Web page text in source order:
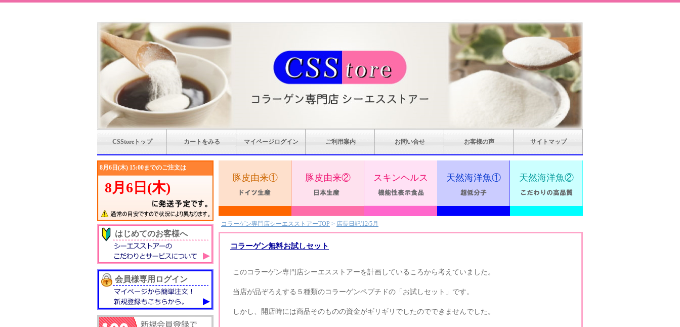
CSStoreトップ カートをみる マイページログイン ご利用案内 お問い合せ お客様の声 サイトマップ
はじめてのお客様へ
会員様専用ログイン
豚皮由来① 豚皮由来② スキンヘルス 天然海洋魚① 天然海洋魚②
コラーゲン専門店シーエスストアーTOP > 店長日記'12/5月
コラーゲン無料お試しセット
このコラーゲン専門店シーエスストアーを計画しているころから考えていました。
当店が品ぞろえする５種類のコラーゲンペプチドの「お試しセット」です。
しかし、開店時には商品そのものの資金がギリギリでしたのでできませんでした。